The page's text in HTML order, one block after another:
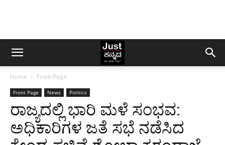
Home Front Page
Front Page News Politics
ರಾಜ್ಯದಲ್ಲಿ ಭಾರಿ ಮಳೆ ಸಂಭವ:
ಅಧಿಕಾರಿಗಳ ಜತೆ ಸಭೆ ನಡೆಸಿದ